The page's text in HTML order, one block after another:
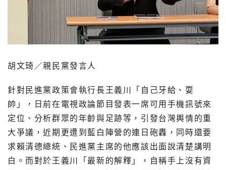
胡文琦／親民黨發言人
針對民進黨政策會執行長王義川「自己牙給、耍
帥」，日前在電視政論節目發表一席可用手機訊號來
定位、分析群眾的年齡與足跡等，引發台灣輿情的重
大爭議，近期更遭到藍白陣營的連日砲轟，同時還要
求賴清德總統、民進黨主席的他應該出面說清楚講明
白。而對於王義川「最新的解釋」，自稱手上沒有資